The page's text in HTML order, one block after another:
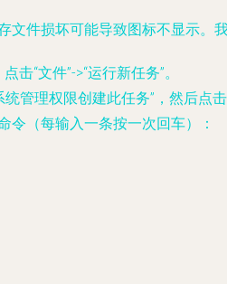
件损坏可能导致图标不显示。
击“文件”->“运行新任务”。
统管理权限创建此任务”，然后点
令（每输入一条按一次回车）：